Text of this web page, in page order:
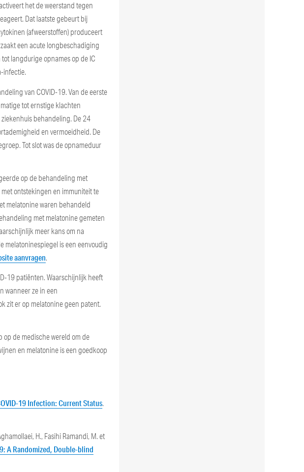
het de weerstand tegen
Dat laatste gebeurt bij
(afweerstoffen) produceert
een acute longbeschadiging
langdurige opnames op de IC
infectie.
van COVID-19. Van de eerste
tot ernstige klachten
behandeling. De 24
en vermoeidheid. De
Tot slot was de opnameduur
op de behandeling met
ontstekingen en immuniteit te
melatonine waren behandeld
met melatonine gemeten
meer kans om na
melatoninespiegel is een eenvoudig
aanvragen.
19 patiënten. Waarschijnlijk heeft
wanneer ze in een
zit er op melatonine geen patent.
de medische wereld om de
en melatonine is een goedkoop
19 Infection: Current Status.
H., Fasihi Ramandi, M. et
A Randomized, Double-blind